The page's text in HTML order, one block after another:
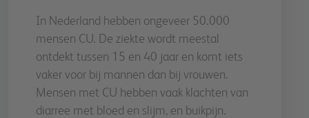
In Nederland hebben ongeveer 50.000
mensen CU. De ziekte wordt meestal
ontdekt tussen 15 en 40 jaar en komt iets
vaker voor bij mannen dan bij vrouwen.
Mensen met CU hebben vaak klachten van
diarree met bloed en slijm, en buikpijn.